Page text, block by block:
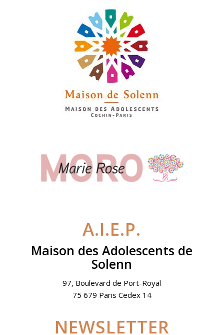
A.I.E.P.
Maison des Adolescents de
Solenn
97, Boulevard de Port-Royal
75 679 Paris Cedex 14
NEWSLETTER